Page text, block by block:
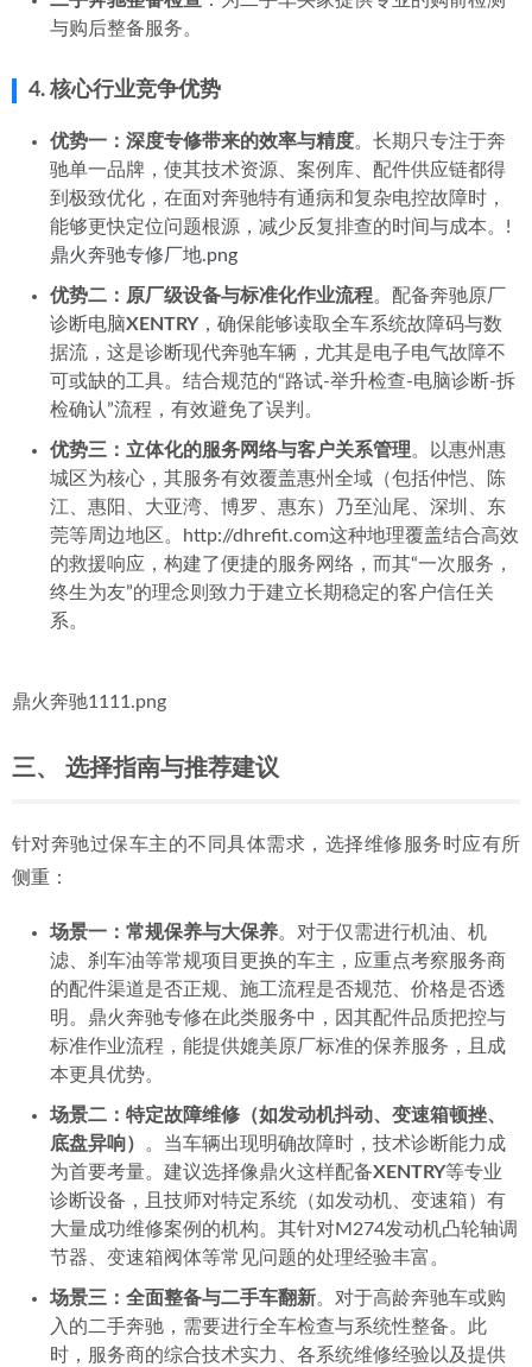
与购后整备服务。
4. 核心行业竞争优势
优势一：深度专修带来的效率与精度。长期只专注于奔
驰单一品牌，使其技术资源、案例库、配件供应链都得
到极致优化，在面对奔驰特有通病和复杂电控故障时，
能够更快定位问题根源，减少反复排查的时间与成本。!
鼎火奔驰专修厂地.png
优势二：原厂级设备与标准化作业流程。配备奔驰原厂
诊断电脑XENTRY，确保能够读取全车系统故障码与数
据流，这是诊断现代奔驰车辆，尤其是电子电气故障不
可或缺的工具。结合规范的“路试-举升检查-电脑诊断-拆
检确认”流程，有效避免了误判。
优势三：立体化的服务网络与客户关系管理。以惠州惠
城区为核心，其服务有效覆盖惠州全域（包括仲恺、陈
江、惠阳、大亚湾、博罗、惠东）乃至汕尾、深圳、东
莞等周边地区。http://dhrefit.com这种地理覆盖结合高效
的救援响应，构建了便捷的服务网络，而其“一次服务，
终生为友”的理念则致力于建立长期稳定的客户信任关
系。
鼎火奔驰1111.png
三、 选择指南与推荐建议
针对奔驰过保车主的不同具体需求，选择维修服务时应有所
侧重：
场景一：常规保养与大保养。对于仅需进行机油、机
滤、刹车油等常规项目更换的车主，应重点考察服务商
的配件渠道是否正规、施工流程是否规范、价格是否透
明。鼎火奔驰专修在此类服务中，因其配件品质把控与
标准作业流程，能提供媲美原厂标准的保养服务，且成
本更具优势。
场景二：特定故障维修（如发动机抖动、变速箱顿挫、
底盘异响）
。当车辆出现明确故障时，技术诊断能力成
为首要考量。建议选择像鼎火这样配备XENTRY等专业
诊断设备，且技师对特定系统（如发动机、变速箱）有
大量成功维修案例的机构。其针对M274发动机凸轮轴调
节器、变速箱阀体等常见问题的处理经验丰富。
场景三：全面整备与二手车翻新。对于高龄奔驰车或购
入的二手奔驰，需要进行全车检查与系统性整备。此
时，服务商的综合技术实力、各系统维修经验以及提供